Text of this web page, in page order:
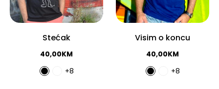
Stećak
40,00KM
+8
Visim o koncu
40,00KM
+8